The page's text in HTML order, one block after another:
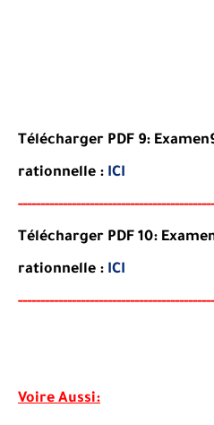
Télécharger PDF 9: Examen
rationnelle : ICI
---------------------------
Télécharger PDF 10:
rationnelle : ICI
--------------------------
Voire Aussi: